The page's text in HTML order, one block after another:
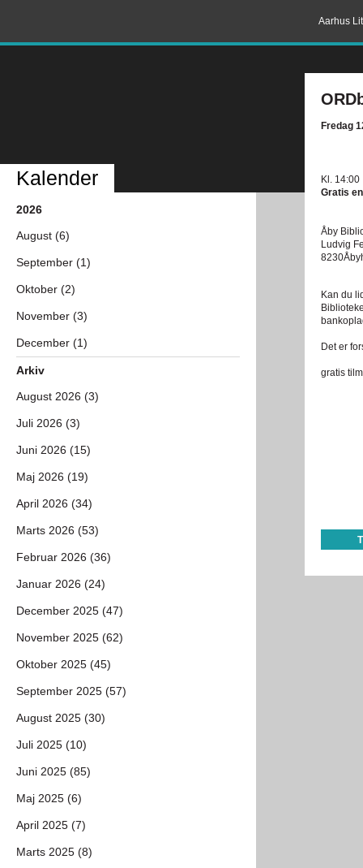
Aarhus
Fredag
Kl. 14:00
Gratis
Åby
Ludvig
Kan du
Det er
gratis
Kalender
2026
August (6)
September (1)
Oktober (2)
November (3)
December (1)
Arkiv
August 2026 (3)
Juli 2026 (3)
Juni 2026 (15)
Maj 2026 (19)
April 2026 (34)
Marts 2026 (53)
Februar 2026 (36)
Januar 2026 (24)
December 2025 (47)
November 2025 (62)
Oktober 2025 (45)
September 2025 (57)
August 2025 (30)
Juli 2025 (10)
Juni 2025 (85)
Maj 2025 (6)
April 2025 (7)
Marts 2025 (8)